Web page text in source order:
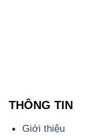
THÔNG TIN
Giới thiệu